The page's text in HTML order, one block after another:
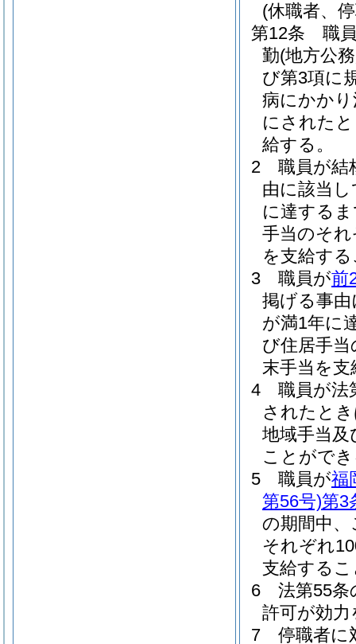
(休職者、
第12条
職
勤(地方公
び第3項に
病にかか
にされた
給する。
2
職員が結
由に該当
に達する
手当のそ
を支給す
3
職員が前
掲げる事
が満1年に
び住居手
末手当を
4
職員が法
されたと
地域手当
ことがで
5
職員が福
第56号)第3
の期間中、
それぞれ
支給する
6
法第55
許可が効
7
停職者に